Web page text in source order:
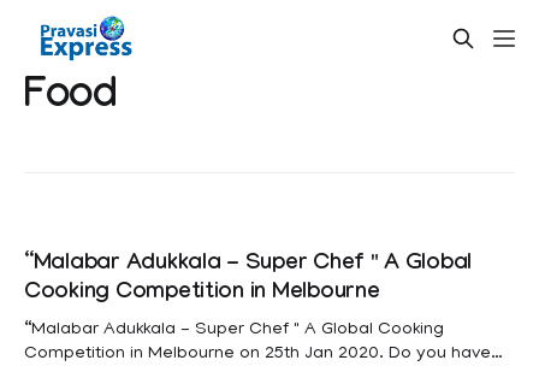
Food
“Malabar Adukkala - Super Chef " A Global
Cooking Competition in Melbourne
“Malabar Adukkala - Super Chef " A Global Cooking
Competition in Melbourne on 25th Jan 2020. Do you have